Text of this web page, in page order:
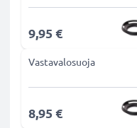
9,95 €
Vastavalosuoja
8,95 €